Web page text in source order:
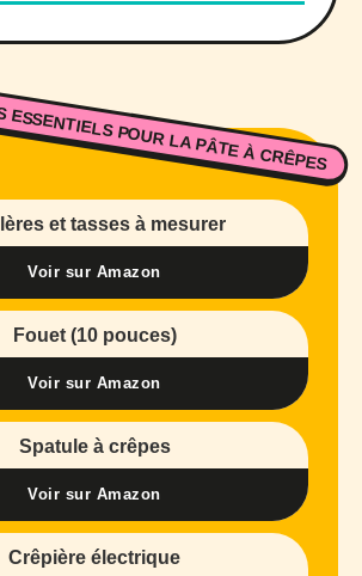
POUR LA PÂTE À CRÊPES
et tasses à mesurer
Voir sur Amazon
Fouet (10 pouces)
Voir sur Amazon
Spatule à crêpes
Voir sur Amazon
Crêpière électrique